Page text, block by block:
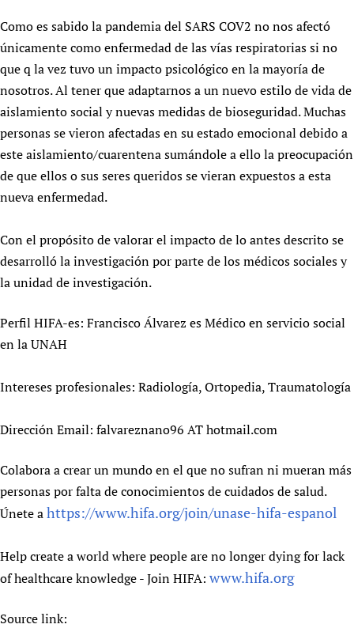
Prescribers and users of medicines
Evaluating Impact
Mobile HIFA (mHIFA)
Essential Health Services and COVID-19
Family Planning
Health Partnerships
Learning for Quality Health Services
Newborn Care
Supporting Organisations
List view
Únase a HIFA-Español
Como es sabido la pandemia del SARS COV2 no nos afectó
únicamente como enfermedad de las vías respiratorias si no
que q la vez tuvo un impacto psicológico en la mayoría de
nosotros. Al tener que adaptarnos a un nuevo estilo de vida de
aislamiento social y nuevas medidas de bioseguridad. Muchas
personas se vieron afectadas en su estado emocional debido a
este aislamiento/cuarentena sumándole a ello la preocupación
de que ellos o sus seres queridos se vieran expuestos a esta
nueva enfermedad.
Con el propósito de valorar el impacto de lo antes descrito se
desarrolló la investigación por parte de los médicos sociales y
la unidad de investigación.
Perfil HIFA-es: Francisco Álvarez es Médico en servicio social
en la UNAH
Intereses profesionales: Radiología, Ortopedia, Traumatología
Dirección Email: falvareznano96 AT hotmail.com
Colabora a crear un mundo en el que no sufran ni mueran más
personas por falta de conocimientos de cuidados de salud.
Únete ahttps://www.hifa.org/join/unase-hifa-espanol
Help create a world where people are no longer dying for lack
of healthcare knowledge - Join HIFA: www.hifa.org
Source link: